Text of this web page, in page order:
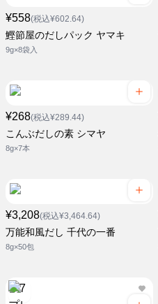
¥558(税込¥602.64)
鰹節屋のだしパック ヤマキ
9g×8袋入
¥268(税込¥289.44)
こんぶだしの素 シマヤ
8g×7本
¥3,208(税込¥3,464.64)
万能和風だし 千代の一番
8g×50包